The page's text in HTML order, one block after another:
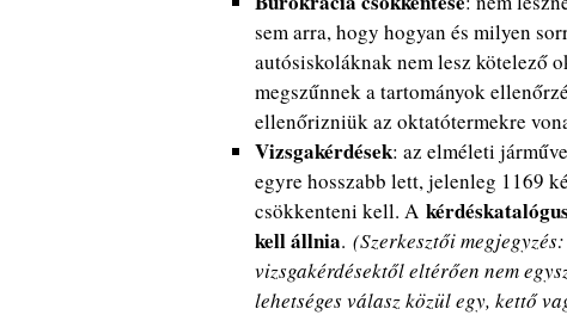
sem arra, hogy hogyan és milyen
autósiskoláknak nem lesz kötelező
megszűnnek a tartományok
ellenőrizniük az oktatótermekre
Vizsgakérdések: az elméleti
egyre hosszabb lett, jelenleg 1169
csökkenteni kell. A
kell állnia. (Szerkesztői
vizsgakérdésektől eltérően nem
lehetséges válasz közül egy, kettő